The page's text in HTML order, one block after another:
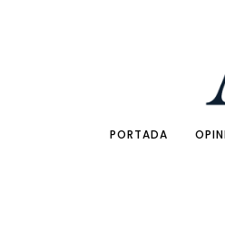
PORTADA